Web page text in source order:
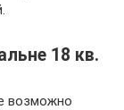
18 кв.
возможно